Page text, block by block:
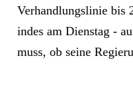
Verhandlungslinie bis
indes am Dienstag -
muss, ob seine